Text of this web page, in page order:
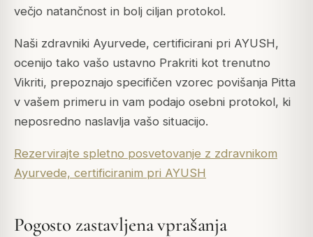
večjo natančnost in bolj ciljan protokol.
Naši zdravniki Ayurvede, certificirani pri AYUSH,
ocenijo tako vašo ustavno Prakriti kot trenutno
Vikriti, prepoznajo specifičen vzorec povišanja Pitta
v vašem primeru in vam podajo osebni protokol, ki
neposredno naslavlja vašo situacijo.
Rezervirajte spletno posvetovanje z zdravnikom
Ayurvede, certificiranim pri AYUSH
Pogosto zastavljena vprašanja